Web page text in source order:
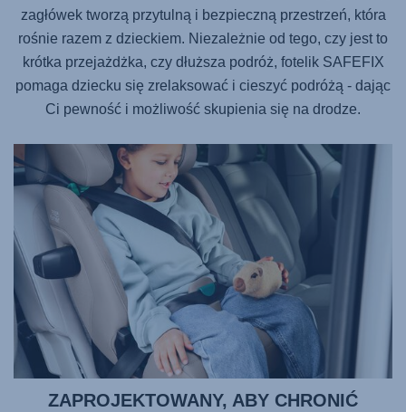
zagłówek tworzą przytulną i bezpieczną przestrzeń, która
rośnie razem z dzieckiem. Niezależnie od tego, czy jest to
krótka przejażdżka, czy dłuższa podróż, fotelik SAFEFIX
pomaga dziecku się zrelaksować i cieszyć podróżą - dając
Ci pewność i możliwość skupienia się na drodze.
ZAPROJEKTOWANY, ABY CHRONIĆ